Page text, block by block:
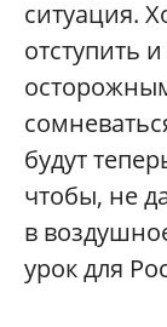
ситуация.
отступить
будут
чтобы, не
в
урок для